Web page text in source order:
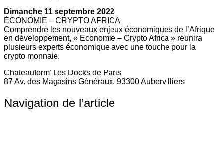
Dimanche 11 septembre 2022
ÉCONOMIE – CRYPTO AFRICA
Comprendre les nouveaux enjeux économiques de l’Afrique
en développement, « Economie – Crypto Africa » réunira
plusieurs experts économique avec une touche pour la
crypto monnaie.
Chateauform’ Les Docks de Paris
87 Av. des Magasins Généraux, 93300 Aubervilliers
Navigation de l’article